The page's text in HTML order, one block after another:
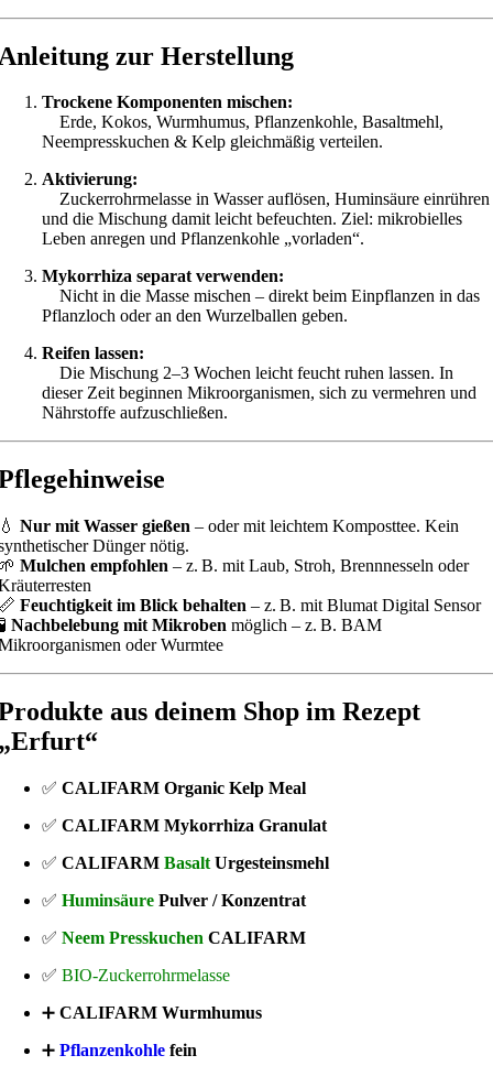
zur Herstellung
Trockene Komponenten mischen:
Erde, Kokos, Wurmhumus, Pflanzenkohle, Basaltmehl,
Neempresskuchen & Kelp gleichmäßig verteilen.
Aktivierung:
Zuckerrohrmelasse in Wasser auflösen, Huminsäure einrühren
und die Mischung damit leicht befeuchten. Ziel: mikrobielles
Leben anregen und Pflanzenkohle „vorladen“.
Mykorrhiza separat verwenden:
Nicht in die Masse mischen – direkt beim Einpflanzen in das
Pflanzloch oder an den Wurzelballen geben.
Reifen lassen:
Die Mischung 2–3 Wochen leicht feucht ruhen lassen. In
dieser Zeit beginnen Mikroorganismen, sich zu vermehren und
Nährstoffe aufzuschließen.
Nur mit Wasser gießen – oder mit leichtem Komposttee. Kein
Dünger nötig.
Mulchen empfohlen – z. B. mit Laub, Stroh, Brennnesseln oder
Feuchtigkeit im Blick behalten – z. B. mit Blumat Digital Sensor
Nachbelebung mit Mikroben möglich – z. B. BAM
oder Wurmtee
aus deinem Shop im Rezept
✅ CALIFARM Organic Kelp Meal
✅ CALIFARM Mykorrhiza Granulat
✅ CALIFARM Basalt Urgesteinsmehl
✅ Huminsäure Pulver / Konzentrat
✅ Neem Presskuchen CALIFARM
✅ BIO-Zuckerrohrmelasse
➕ CALIFARM Wurmhumus
➕ Pflanzenkohle fein